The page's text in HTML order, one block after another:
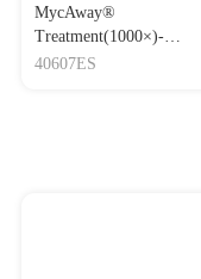
MycAway®
Treatment(1000×)-
Mycoplasma Elimination
40607ES